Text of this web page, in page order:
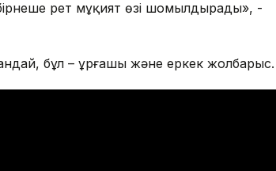
рет мұқият өзі шомылдырады», -
бұл – ұрғашы және еркек жолбарыс.